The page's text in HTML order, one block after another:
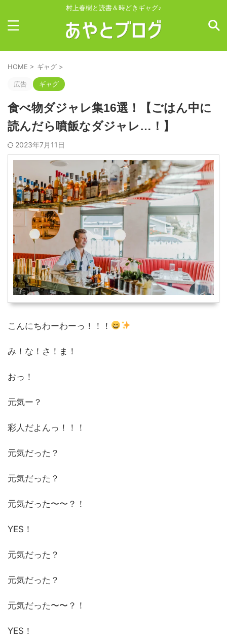
村上春樹と読書＆時どきギャグ♪
HOME > ギャグ >
広告 ギャグ
食べ物ダジャレ集16選！【ごはん中に
読んだら噴飯なダジャレ…！】
2023年7月11日
こんにちわーわーっ！！！
み！な！さ！ま！
おっ！
元気ー？
彩人だよんっ！！！
元気だった？
元気だった？
元気だった〜〜？！
YES！
元気だった？
元気だった？
元気だった〜〜？！
YES！